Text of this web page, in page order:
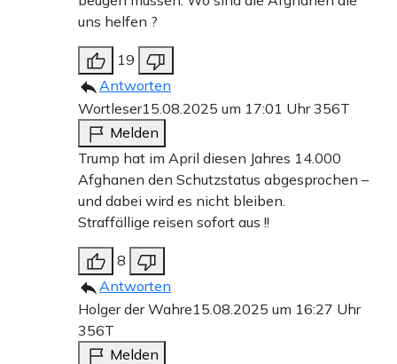
uns helfen ?
19
Antworten
Wortleser15.08.2025 um 17:01 Uhr356T
Melden
Trump hat im April diesen Jahres 14.000
Afghanen den Schutzstatus abgesprochen –
und dabei wird es nicht bleiben.
Straffällige reisen sofort aus !!
8
Antworten
Holger der Wahre15.08.2025 um 16:27 Uhr
356T
Melden